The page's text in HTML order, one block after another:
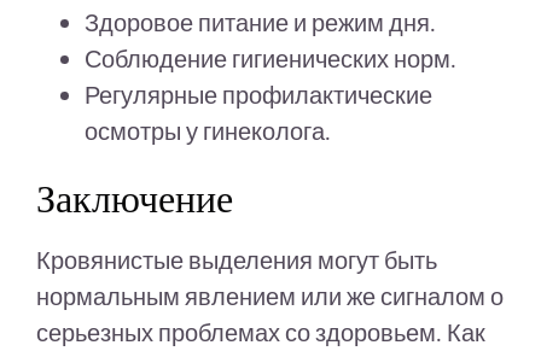
Здоровое питание и режим дня.
Соблюдение гигиенических норм.
Регулярные профилактические
осмотры у гинеколога.
Заключение
Кровянистые выделения могут быть
нормальным явлением или же сигналом о
серьезных проблемах со здоровьем. Как